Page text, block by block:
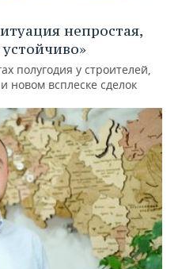
непростая,
полугодия у строителей,
новом всплеске сделок